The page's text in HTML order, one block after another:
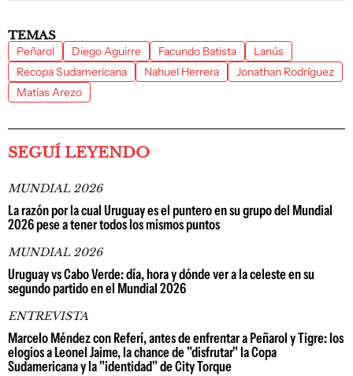
TEMAS
Peñarol Diego Aguirre Facundo Batista
Lanús
Recopa Sudamericana
Nahuel Herrera
Jonathan Rodríguez
Matías Arezo
SEGUÍ LEYENDO
MUNDIAL 2026
La razón por la cual Uruguay es el puntero en su grupo del Mundial
2026 pese a tener todos los mismos puntos
MUNDIAL 2026
Uruguay vs Cabo Verde: día, hora y dónde ver a la celeste en su
segundo partido en el Mundial 2026
ENTREVISTA
Marcelo Méndez con Referí, antes de enfrentar a Peñarol y Tigre: los
elogios a Leonel Jaime, la chance de "disfrutar" la Copa
Sudamericana y la "identidad" de City Torque